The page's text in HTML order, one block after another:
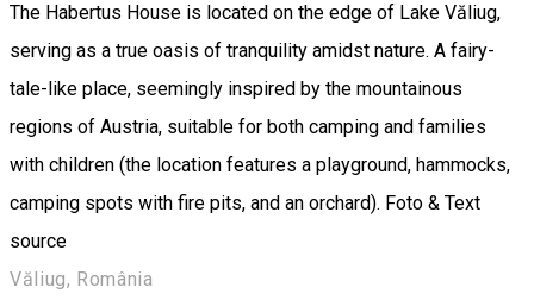
The Habertus House is located on the edge of Lake Văliug,
serving as a true oasis of tranquility amidst nature. A fairy-
tale-like place, seemingly inspired by the mountainous
regions of Austria, suitable for both camping and families
with children (the location features a playground, hammocks,
camping spots with fire pits, and an orchard). Foto & Text
source
Văliug, România